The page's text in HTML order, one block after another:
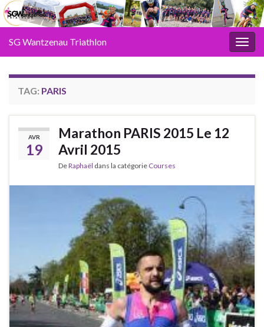
SG Wantzenau Triathlon
TAG: PARIS
AVR
19
Marathon PARIS 2015 Le 12
Avril 2015
DeRaphaël dans la catégorie Courses